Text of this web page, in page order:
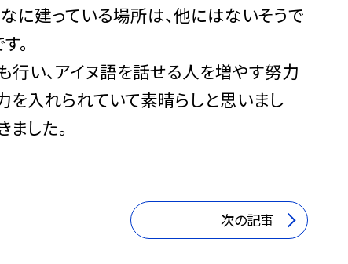
に建っている場所は、他にはないそうで
。
い、アイヌ語を話せる人を増やす努力
を入れられていて素晴らしと思いまし
した。
次の記事